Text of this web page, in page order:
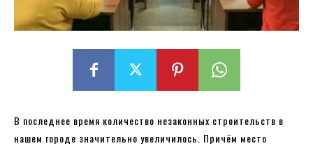
В последнее время количество незаконных строительств в
нашем городе значительно увеличилось. Причём место